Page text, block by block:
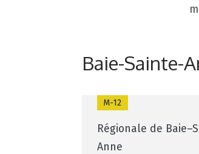
Baie-Sainte-
M-12
Régionale de
Anne